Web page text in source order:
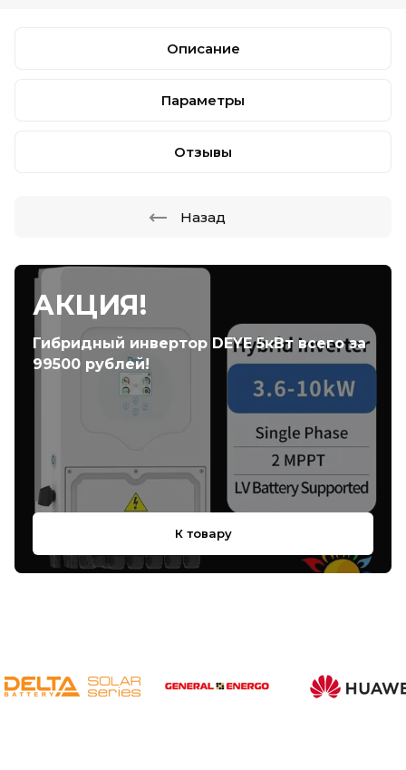
АКЦИЯ!
Гибридный инвертор DEYE 5кВт всего за
99500 рублей!
К товару
Описание
Параметры
Отзывы
Назад